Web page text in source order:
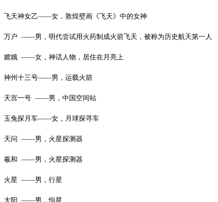
飞天神女乙——女，敦煌壁画《飞天》中的女神
万户 ——男，明代尝试用火药制成火箭飞天，被称为历史航天第一人
嫦娥 ——女，神话人物，居住在月亮上
神州十三号——男，运载火箭
天宫一号 ——男，中国空间站
玉兔探月车——女，月球探寻车
天问 ——男，火星探测器
羲和 ——男，火星探测器
火星 ——男，行星
太阳 ——男，恒星